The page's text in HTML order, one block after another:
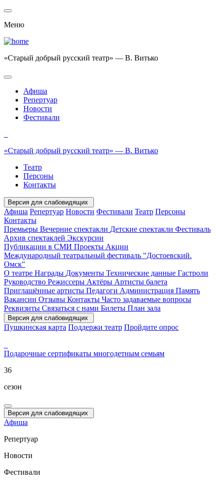
Меню
«Старый добрый русский театр» — В. Витько
Афиша
Репертуар
Новости
Фестивали
«Старый добрый русский театр» — В. Витько
Театр
Персоны
Контакты
Версия для слабовидящих
Афиша Репертуар Новости Фестивали Театр Персоны
Контакты
Премьеры Вечерние спектакли Детские спектакли Фестиваль
Архив спектаклей Экскурсии
Публикации в СМИ Проекты Акции
Международный театральный фестиваль "Достоевский.
Омск"
О театре Награды Документы Технические данные Гастроли
Руководство Режиссеры Актёры Артисты балета
Приглашённые артисты Педагоги Администрация Память
Вакансии Отзывы Контакты Часто задаваемые вопросы
Реквизиты Связаться с нами Билеты План зала
Версия для слабовидящих
Пушкинская карта Поддержи театр Пройдите опрос
Подарочные сертификаты многодетным семьям
36
сезон
Версия для слабовидящих
Афиша
Репертуар
Новости
Фестивали